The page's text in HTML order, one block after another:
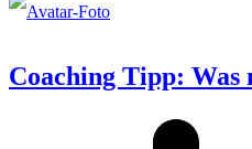
Coaching Tipp: Was